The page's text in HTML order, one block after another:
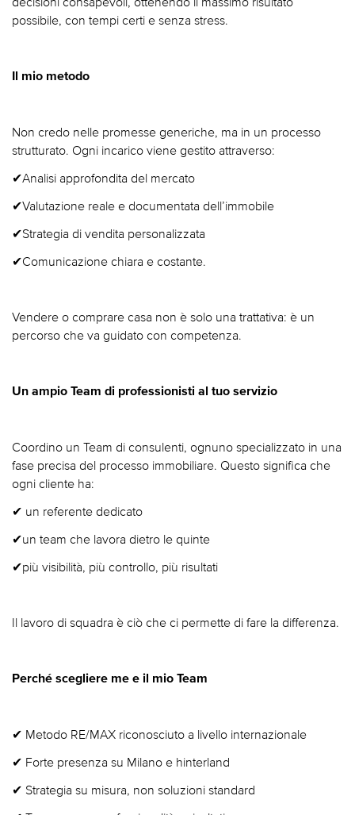
possibile, con tempi certi e senza stress.
Il mio metodo
Non credo nelle promesse generiche, ma in un processo
strutturato. Ogni incarico viene gestito attraverso:
✔Analisi approfondita del mercato
✔Valutazione reale e documentata dell’immobile
✔Strategia di vendita personalizzata
✔Comunicazione chiara e costante.
Vendere o comprare casa non è solo una trattativa: è un
percorso che va guidato con competenza.
Un ampio Team di professionisti al tuo servizio
Coordino un Team di consulenti, ognuno specializzato in una
fase precisa del processo immobiliare. Questo significa che
ogni cliente ha:
✔ un referente dedicato
✔un team che lavora dietro le quinte
✔più visibilità, più controllo, più risultati
Il lavoro di squadra è ciò che ci permette di fare la differenza.
Perché scegliere me e il mio Team
✔ Metodo RE/MAX riconosciuto a livello internazionale
✔ Forte presenza su Milano e hinterland
✔ Strategia su misura, non soluzioni standard